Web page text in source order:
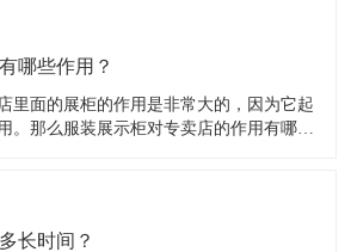
哪些作用？
里面的展柜的作用是非常大的，因为它起
。那么服装展示柜对专卖店的作用有哪些
的风采展现在消费者面前，使消费者对商
长时间？